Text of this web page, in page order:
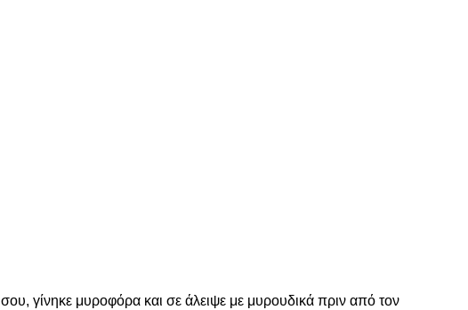
γίνηκε μυροφόρα και σε άλειψε με μυρουδικά πριν από τον